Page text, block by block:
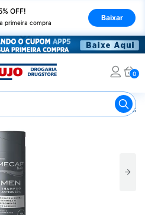
OFF!
primeira compra
Baixar
0
Dermocosméticos para os